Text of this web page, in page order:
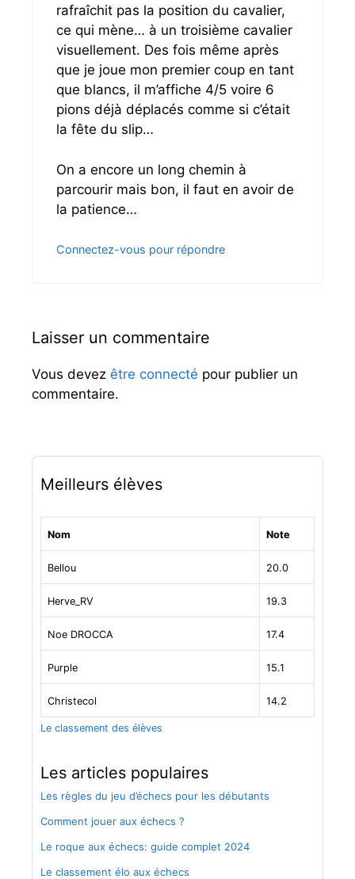
rafraîchit pas la position du cavalier,
ce qui mène… à un troisième cavalier
visuellement. Des fois même après
que je joue mon premier coup en tant
que blancs, il m’affiche 4/5 voire 6
pions déjà déplacés comme si c’était
la fête du slip…
On a encore un long chemin à
parcourir mais bon, il faut en avoir de
la patience…
Connectez-vous pour répondre
Laisser un commentaire
Vous devez être connecté pour publier un
commentaire.
Meilleurs élèves
Nom Note
Bellou 20.0
Herve_RV 19.3
Noe DROCCA 17.4
Purple 15.1
Christecol 14.2
Le classement des élèves
Les articles populaires
Les règles du jeu d’échecs pour les débutants
Comment jouer aux échecs ?
Le roque aux échecs: guide complet 2024
Le classement élo aux échecs